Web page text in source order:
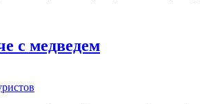
с медведем